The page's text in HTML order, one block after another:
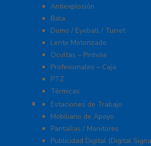
Antiexplosión
Bala
Domo / Eyeball / Turret
Lente Motorizado
Ocultas – Pinhole
Profesionales – Caja
PTZ
Térmicas
Monitores Pantallas Y
Estaciones de Trabajo
Mobiliario de Apoyo
Pantallas / Monitores
Publicidad Digital (Digital